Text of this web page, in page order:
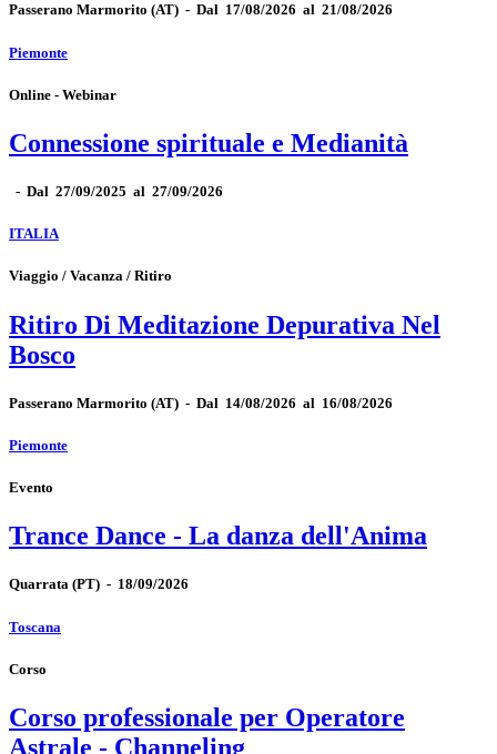
Passerano Marmorito (AT) - Dal 17/08/2026 al 21/08/2026
Piemonte
Online - Webinar
Connessione spirituale e Medianità
- Dal 27/09/2025 al 27/09/2026
ITALIA
Viaggio / Vacanza / Ritiro
Ritiro Di Meditazione Depurativa Nel
Bosco
Passerano Marmorito (AT) - Dal 14/08/2026 al 16/08/2026
Piemonte
Evento
Trance Dance - La danza dell'Anima
Quarrata (PT) - 18/09/2026
Toscana
Corso
Corso professionale per Operatore
Astrale - Channeling